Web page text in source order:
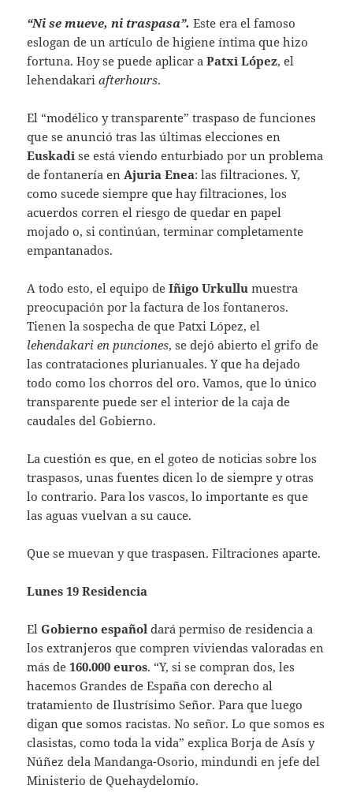
“Ni se mueve, ni traspasa”. Este era el famoso
eslogan de un artículo de higiene íntima que hizo
fortuna. Hoy se puede aplicar aPatxi López, el
lehendakariafterhours.
El “modélico y transparente” traspaso de funciones
que se anunció tras las últimas elecciones en
Euskadi se está viendo enturbiado por un problema
de fontanería en Ajuria Enea: las filtraciones. Y,
como sucede siempre que hay filtraciones, los
acuerdos corren el riesgo de quedar en papel
mojado o, si continúan, terminar completamente
empantanados.
A todo esto, el equipo deIñigo Urkullu muestra
preocupación por la factura de los fontaneros.
Tienen la sospecha de que Patxi López, el
lehendakari en punciones, se dejó abierto el grifo de
las contrataciones plurianuales. Y que ha dejado
todo como los chorros del oro. Vamos, que lo único
transparente puede ser el interior de la caja de
caudales del Gobierno.
La cuestión es que, en el goteo de noticias sobre los
traspasos, unas fuentes dicen lo de siempre y otras
lo contrario. Para los vascos, lo importante es que
las aguas vuelvan a su cauce.
Que se muevan y que traspasen. Filtraciones aparte.
Lunes 19 Residencia
ElGobierno español dará permiso de residencia a
los extranjeros que compren viviendas valoradas en
más de160.000 euros. “Y, si se compran dos, les
hacemos Grandes de España con derecho al
tratamiento de Ilustrísimo Señor. Para que luego
digan que somos racistas. No señor. Lo que somos es
clasistas, como toda la vida” explica Borja de Asís y
Núñez dela Mandanga-Osorio, mindundi en jefe del
Ministerio de Quehaydelomío.